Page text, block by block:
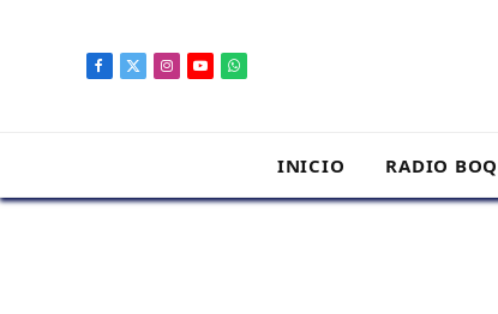
Facebook
X
Instagram
YouTubeWhatsApp
INICIO RADIO